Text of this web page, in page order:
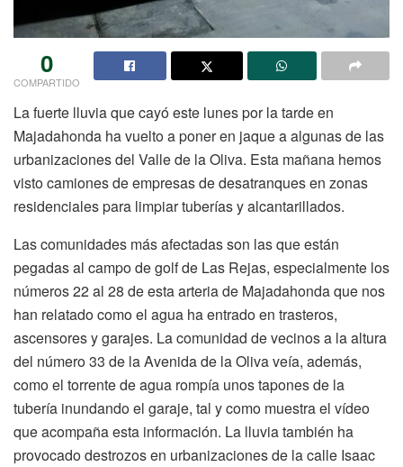
0
COMPARTIDO
La fuerte lluvia que cayó este lunes por la tarde en
Majadahonda ha vuelto a poner en jaque a algunas de las
urbanizaciones del Valle de la Oliva. Esta mañana hemos
visto camiones de empresas de desatranques en zonas
residenciales para limpiar tuberías y alcantarillados.
Las comunidades más afectadas son las que están
pegadas al campo de golf de Las Rejas, especialmente los
números 22 al 28 de esta arteria de Majadahonda que nos
han relatado como el agua ha entrado en trasteros,
ascensores y garajes. La comunidad de vecinos a la altura
del número 33 de la Avenida de la Oliva veía, además,
como el torrente de agua rompía unos tapones de la
tubería inundando el garaje, tal y como muestra el vídeo
que acompaña esta información. La lluvia también ha
provocado destrozos en urbanizaciones de la calle Isaac